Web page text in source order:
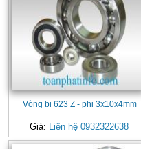
Vòng bi 623 Z - phi 3x10x4mm
Giá: Liên hệ 0932322638